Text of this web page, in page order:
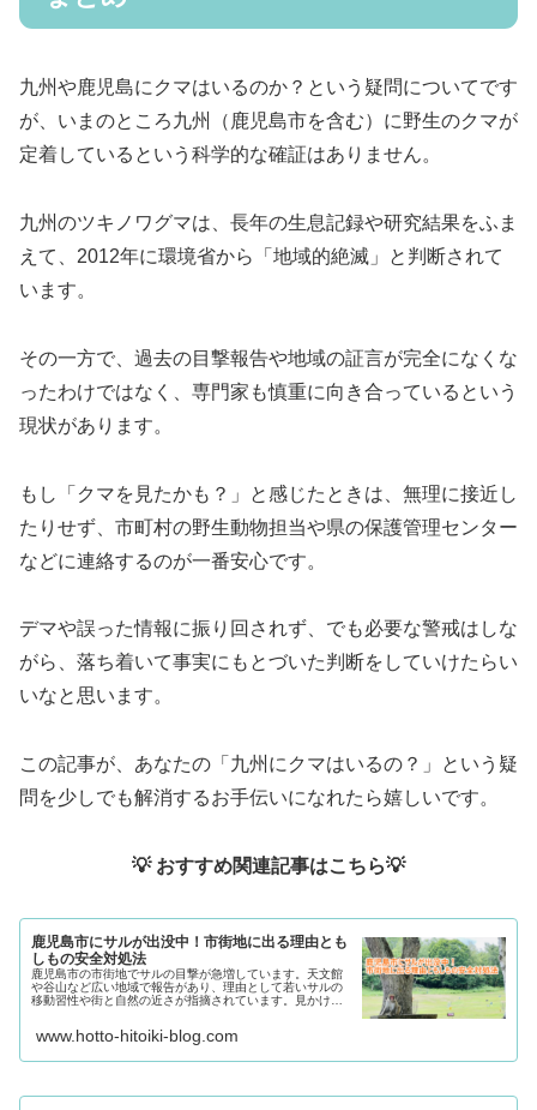
九州や鹿児島にクマはいるのか？という疑問についてです
が、いまのところ九州（鹿児島市を含む）に野生のクマが
定着しているという科学的な確証はありません。
九州のツキノワグマは、長年の生息記録や研究結果をふま
えて、2012年に環境省から「地域的絶滅」と判断されて
います。
その一方で、過去の目撃報告や地域の証言が完全になくな
ったわけではなく、専門家も慎重に向き合っているという
現状があります。
もし「クマを見たかも？」と感じたときは、無理に接近し
たりせず、市町村の野生動物担当や県の保護管理センター
などに連絡するのが一番安心です。
デマや誤った情報に振り回されず、でも必要な警戒はしな
がら、落ち着いて事実にもとづいた判断をしていけたらい
いなと思います。
この記事が、あなたの「九州にクマはいるの？」という疑
問を少しでも解消するお手伝いになれたら嬉しいです。
💡 おすすめ関連記事はこちら💡
鹿児島市にサルが出没中！市街地に出る理由とも
しもの安全対処法
鹿児島市の市街地でサルの目撃が急増しています。天文館
や谷山など広い地域で報告があり、理由として若いサルの
移動習性や街と自然の近さが指摘されています。見かけた
いなど基本の対処法が大切。女性や子どもも安心できる行
動ポイントをまとめました。
www.hotto-hitoiki-blog.com